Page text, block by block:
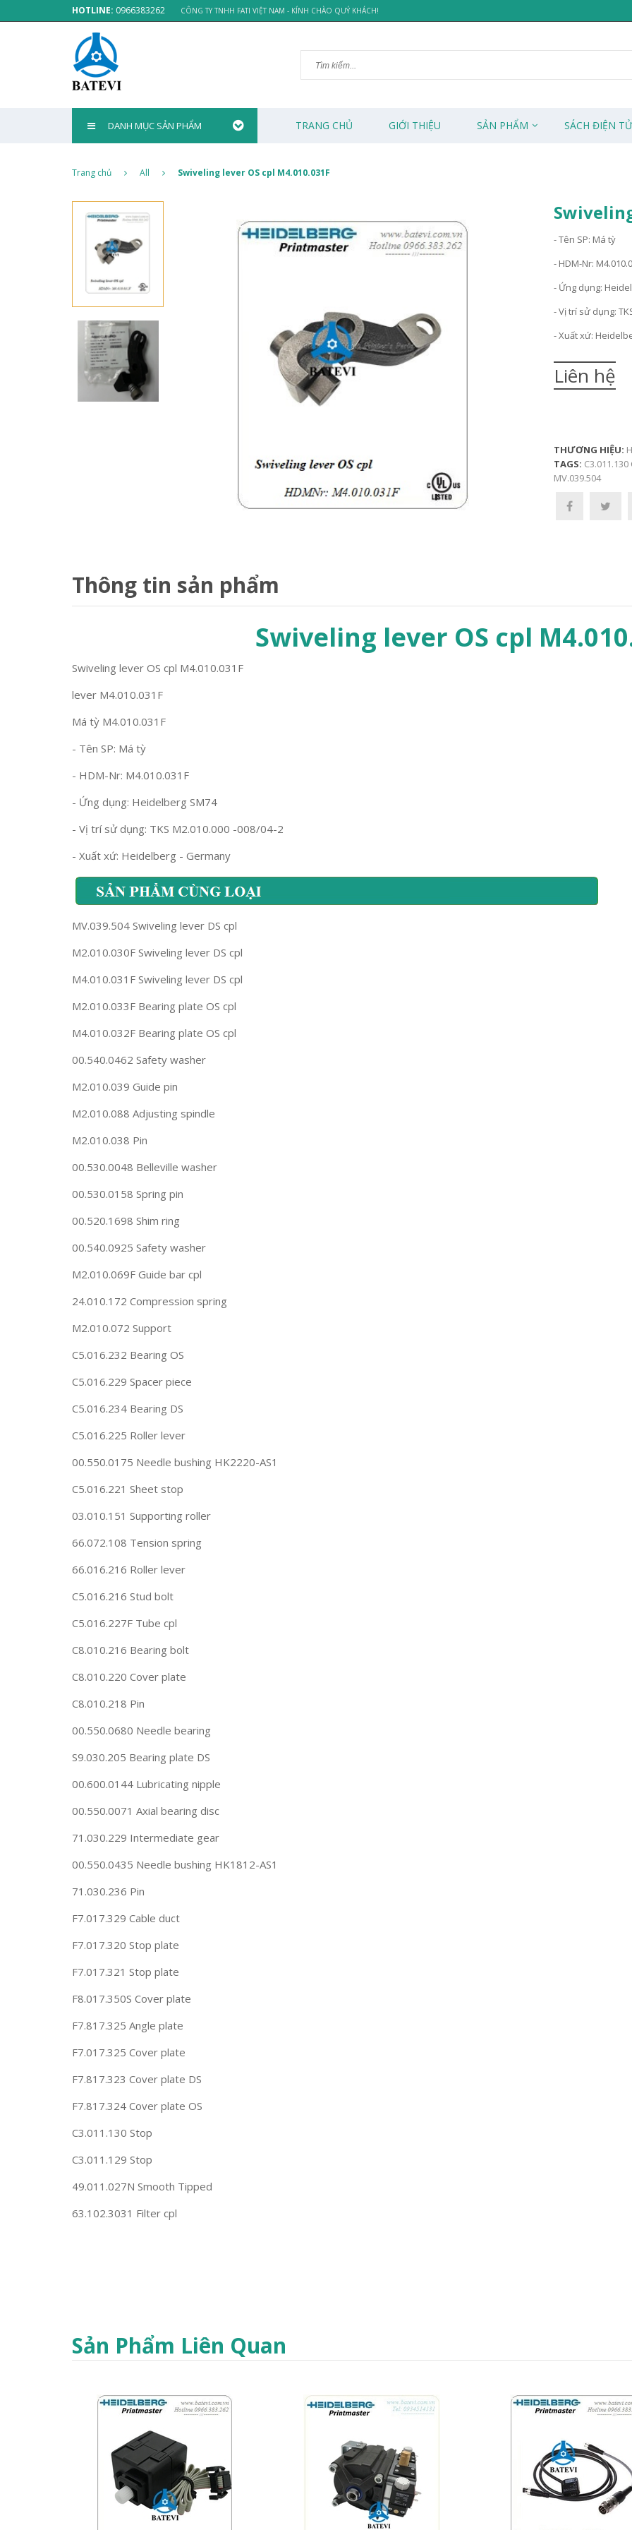
HOTLINE: 0966383262 CÔNG TY TNHH FATI VIỆT NAM - KÍNH CHÀO QUÝ KHÁCH!
DANH MỤC SẢN PHẨM TRANG CHỦ GIỚI THIỆU SẢN PHẨM SÁCH ĐIỆN TỬ
Trang chủ All Swiveling lever OS cpl M4.010.031F
- Tên SP: Má tỳ
- HDM-Nr:
- Ứng dụng:
- Vị trí sử dụng:
- Xuất xứ:
Liên hệ
THƯƠNG HIỆU:
TAGS: C3.011.130
MV.039.504
Thông tin sản phẩm
Swiveling lever OS cpl
Swiveling lever OS cpl M4.010.031F
lever M4.010.031F
Má tỳ M4.010.031F
- Tên SP: Má tỳ
- HDM-Nr: M4.010.031F
- Ứng dụng: Heidelberg SM74
- Vị trí sử dụng: TKS M2.010.000 -008/04-2
- Xuất xứ: Heidelberg - Germany
MV.039.504 Swiveling lever DS cpl
M2.010.030F Swiveling lever DS cpl
M4.010.031F Swiveling lever DS cpl
M2.010.033F Bearing plate OS cpl
M4.010.032F Bearing plate OS cpl
00.540.0462 Safety washer
M2.010.039 Guide pin
M2.010.088 Adjusting spindle
M2.010.038 Pin
00.530.0048 Belleville washer
00.530.0158 Spring pin
00.520.1698 Shim ring
00.540.0925 Safety washer
M2.010.069F Guide bar cpl
24.010.172 Compression spring
M2.010.072 Support
C5.016.232 Bearing OS
C5.016.229 Spacer piece
C5.016.234 Bearing DS
C5.016.225 Roller lever
00.550.0175 Needle bushing HK2220-AS1
C5.016.221 Sheet stop
03.010.151 Supporting roller
66.072.108 Tension spring
66.016.216 Roller lever
C5.016.216 Stud bolt
C5.016.227F Tube cpl
C8.010.216 Bearing bolt
C8.010.220 Cover plate
C8.010.218 Pin
00.550.0680 Needle bearing
S9.030.205 Bearing plate DS
00.600.0144 Lubricating nipple
00.550.0071 Axial bearing disc
71.030.229 Intermediate gear
00.550.0435 Needle bushing HK1812-AS1
71.030.236 Pin
F7.017.329 Cable duct
F7.017.320 Stop plate
F7.017.321 Stop plate
F8.017.350S Cover plate
F7.817.325 Angle plate
F7.017.325 Cover plate
F7.817.323 Cover plate DS
F7.817.324 Cover plate OS
C3.011.130 Stop
C3.011.129 Stop
49.011.027N Smooth Tipped
63.102.3031 Filter cpl
Sản Phẩm Liên Quan